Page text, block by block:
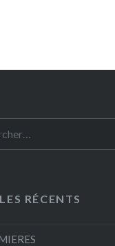
RÉCENTS